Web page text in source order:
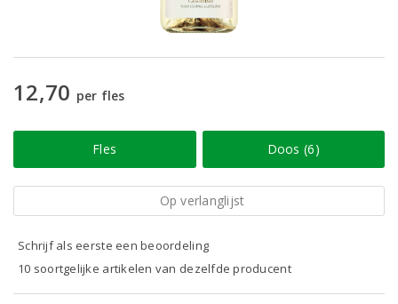
12,70 per fles
Fles Doos (6)
Op verlanglijst
Schrijf als eerste een beoordeling
10 soortgelijke artikelen van dezelfde producent